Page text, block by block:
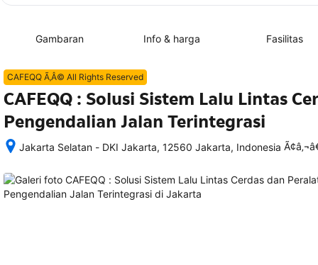
Gambaran Info & harga Fasilitas
CAFEQQ Ã‚Â© All Rights Reserved
CAFEQQ : Solusi Sistem Lalu Lintas
Pengendalian Jalan Terintegrasi
Jakarta Selatan - DKI Jakarta, 12560 Jakarta, Indonesia
memesan,
semua
rincian